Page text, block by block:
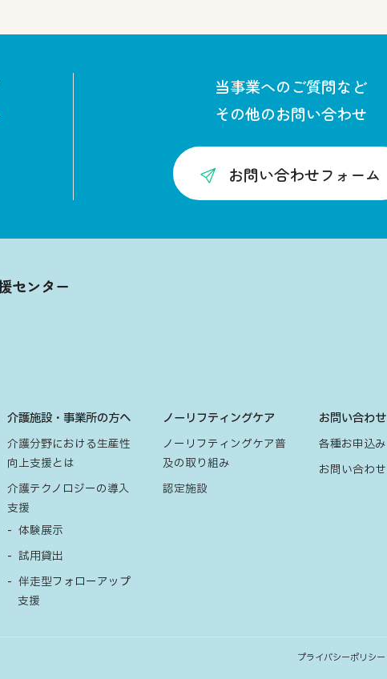
当事業へのご質問など
その他のお問い合わせ
お問い合わせフォーム
センター
介護施設・事業所の方へ
介護分野における生産性
向上支援とは
介護テクノロジーの導入
支援
体験展示
試用貸出
伴走型フォローアップ
支援
ノーリフティングケア
ノーリフティングケア普
及の取り組み
認定施設
お問い合わせ
各種お申込み
お問い合わせ
プライバシーポリシー